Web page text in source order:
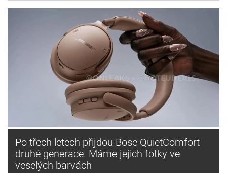
Po třech letech přijdou Bose QuietComfort
druhé generace. Máme jejich fotky ve
veselých barvách